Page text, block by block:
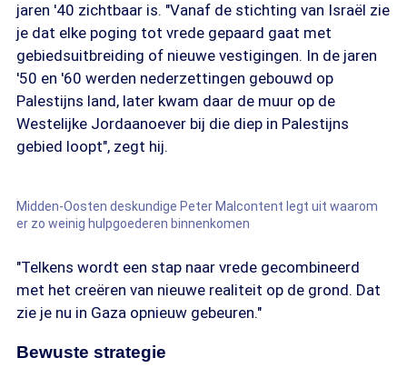
jaren '40 zichtbaar is. "Vanaf de stichting van Israël zie
je dat elke poging tot vrede gepaard gaat met
gebiedsuitbreiding of nieuwe vestigingen. In de jaren
'50 en '60 werden nederzettingen gebouwd op
Palestijns land, later kwam daar de muur op de
Westelijke Jordaanoever bij die diep in Palestijns
gebied loopt", zegt hij.
Midden-Oosten deskundige Peter Malcontent legt uit waarom
er zo weinig hulpgoederen binnenkomen
"Telkens wordt een stap naar vrede gecombineerd
met het creëren van nieuwe realiteit op de grond. Dat
zie je nu in Gaza opnieuw gebeuren."
Bewuste strategie